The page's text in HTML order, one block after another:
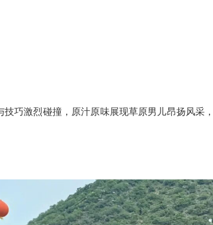
巧激烈碰撞，原汁原味展现草原男儿昂扬风采